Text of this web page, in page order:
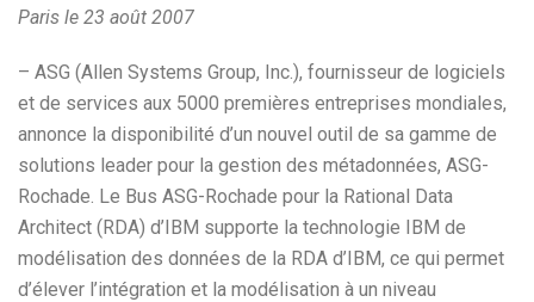
Paris le 23 août 2007
– ASG (Allen Systems Group, Inc.), fournisseur de logiciels
et de services aux 5000 premières entreprises mondiales,
annonce la disponibilité d’un nouvel outil de sa gamme de
solutions leader pour la gestion des métadonnées, ASG-
Rochade. Le Bus ASG-Rochade pour la Rational Data
Architect (RDA) d’IBM supporte la technologie IBM de
modélisation des données de la RDA d’IBM, ce qui permet
d’élever l’intégration et la modélisation à un niveau